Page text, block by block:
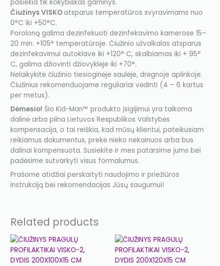
pasiekia tik kokybiškas gaminys.
Čiužinys VISKO atsparus temperatūros svyravimams nuo
0°C iki +50°C.
Poroloną galima dezinfekuoti dezinfekavimo kamerose 15–
20 min. +105° temperatūroje. Čiužinio užvalkalas atsparus
dezinfekavimui autoklave iki +120° C, skalbiamas iki + 95°
C, galima džiovinti džiovyklėje iki +70°.
Nelaikykite čiužinio tiesioginėje saulėje, drėgnoje aplinkoje.
Čiužinius rekomenduojame reguliariai vėdinti (4 – 6 kartus
per metus).
Dėmesio! Šio Kid-Man™ produkto įsigijimui yra taikoma
dalinė arba pilna Lietuvos Respublikos Valstybės
kompensacija, o tai reiškia, kad mūsų klientui, pateikusiam
reikiamus dokumentus, prekė nieko nekainuos arba bus
dalinai kompensuota. Susiekite ir mes patarsime jums bei
padėsime sutvarkyti visus formalumus.
Prašome atidžiai perskaityti naudojimo ir priežiūros
instrukciją bei rekomendacijas Jūsų saugumui!
Related products